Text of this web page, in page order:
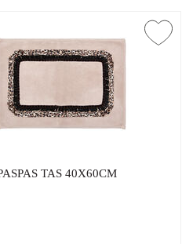
TAS 40X60CM